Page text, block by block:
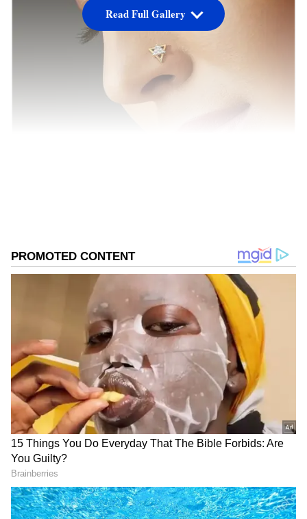
பல பெண்கள் மூக்கில் தங்க
மூக்குத்தி அணிந்திருப்பதை நீங்கள்
பார்த்திருப்பீர்கள். இதை அணிவதால்
அவர்கள் அழகு அதிகரிப்பது மட்டுமின்றி
பல நன்மைகளும் கிடைக்கும். தங்கம்
அணிவது மிகவும் மங்களகரமானதாக
கருதப்படுகிறது. இதை அணிவதால் பல
நன்மைகள் உள்ளன. அதைப் பற்றி இங்கு
விரைவாக பார்க்கலாம்..
Add Asianetnews Tamil as a Preferred
Read Full Gallery